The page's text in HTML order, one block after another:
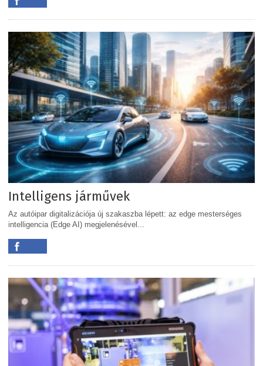
Intelligens járművek
Az autóipar digitalizációja új szakaszba lépett: az edge mesterséges
intelligencia (Edge AI) megjelenésével...